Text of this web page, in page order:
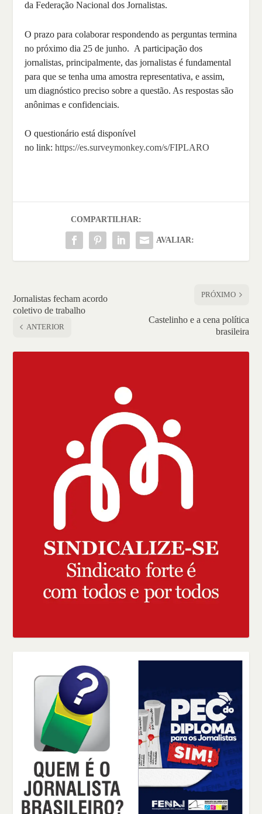
da Federação Nacional dos Jornalistas.
O prazo para colaborar respondendo as perguntas termina
no próximo dia 25 de junho. A participação dos
jornalistas, principalmente, das jornalistas é fundamental
para que se tenha uma amostra representativa, e assim,
um diagnóstico preciso sobre a questão. As respostas são
anônimas e confidenciais.
O questionário está disponível
no link:https://es.surveymonkey.com/s/FIPLARO
COMPARTILHAR:
AVALIAR:
Jornalistas fecham acordo
coletivo de trabalho
ANTERIOR
PRÓXIMO
Castelinho e a cena política
brasileira